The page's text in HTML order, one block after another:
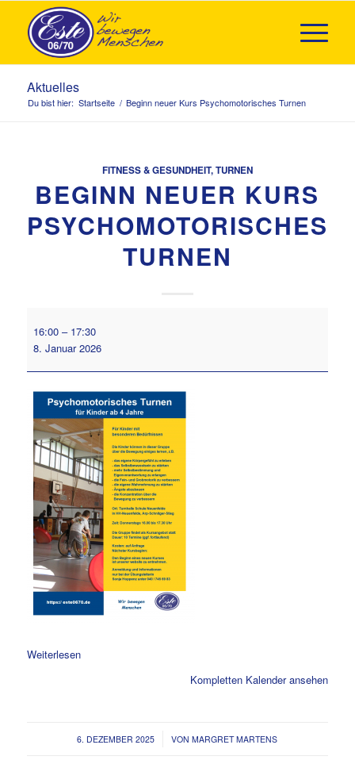
Aktuelles
Du bist hier: Startseite / Beginn neuer Kurs Psychomotorisches Turnen
FITNESS & GESUNDHEIT,TURNEN
BEGINN NEUER KURS
PSYCHOMOTORISCHES
TURNEN
neuer
Kurs
16:00 – 17:30
8. Januar 2026
Weiterlesen
Kompletten Kalender ansehen
6. DEZEMBER 2025
/ VONMARGRET MARTENS